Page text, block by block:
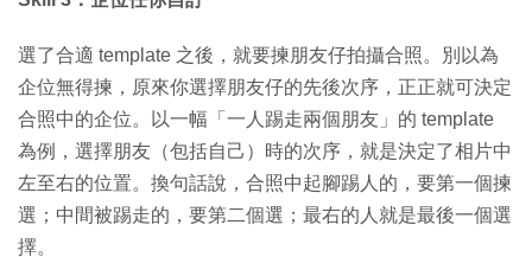
選了合適 template 之後，就要揀朋友仔拍攝合照。別以為
企位無得揀，原來你選擇朋友仔的先後次序，正正就可決定
合照中的企位。以一幅「一人踢走兩個朋友」的 template
為例，選擇朋友（包括自己）時的次序，就是決定了相片中
左至右的位置。換句話說，合照中起腳踢人的，要第一個揀
選；中間被踢走的，要第二個選；最右的人就是最後一個選
擇。